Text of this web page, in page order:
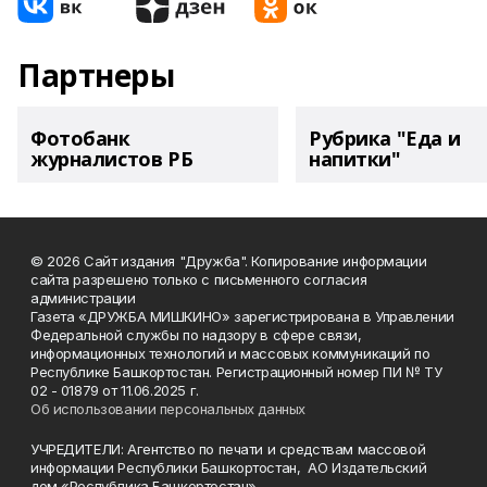
Партнеры
Фотобанк
журналистов РБ
Рубрика "Еда и
напитки"
© 2026 Сайт издания "Дружба". Копирование информации
сайта разрешено только с письменного согласия
администрации
Газета «ДРУЖБА МИШКИНО» зарегистрирована в Управлении
Федеральной службы по надзору в сфере связи,
информационных технологий и массовых коммуникаций по
Республике Башкортостан. Регистрационный номер ПИ № ТУ
02 - 01879 от 11.06.2025 г.
Об использовании персональных данных
УЧРЕДИТЕЛИ: Агентство по печати и средствам массовой
информации Республики Башкортостан, АО Издательский